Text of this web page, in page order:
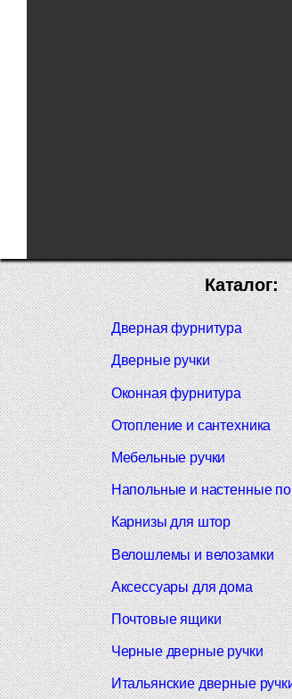
Каталог:
Дверная фурнитура
Дверные ручки
Оконная фурнитура
Отопление и сантехника
Мебельные ручки
Напольные и настенные
Карнизы для штор
Велошлемы и велозамки
Аксессуары для дома
Почтовые ящики
Черные дверные ручки
Итальянские дверные